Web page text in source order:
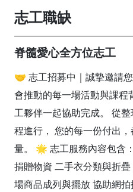
志工職缺
脊髓愛心全方位志工
🤝 志工招募中｜誠摯邀請
會推動的每一場活動與課程
工夥伴一起協助完成。 從
程進行， 您的每一份付出
量。 🌟 志工服務內容包含
捐贈物資 二手衣分類與折
場商品成列與擺放 協助網